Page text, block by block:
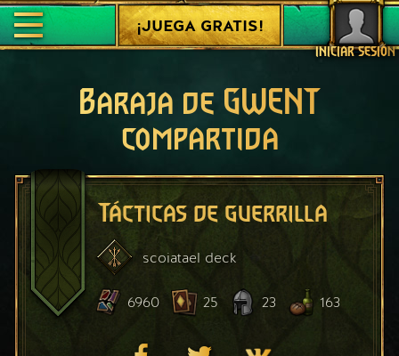
INICIAR SESIÓN
¡JUEGA GRATIS!
Baraja de GWENT
compartida
Tácticas de guerrilla
scoiatael deck
6960 25 23 163